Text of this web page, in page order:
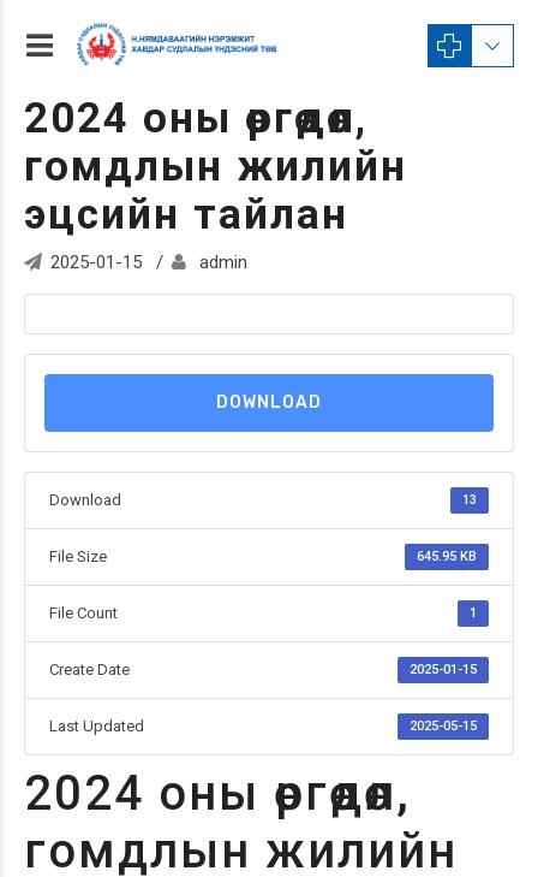
2024 оны өргөдөл,
гомдлын жилийн
эцсийн тайлан
2025-01-15 admin
DOWNLOAD
Download 13
File Size 645.95 KB
File Count 1
Create Date 2025-01-15
Last Updated 2025-05-15
2024 оны өргөдөл,
гомдлын жилийн